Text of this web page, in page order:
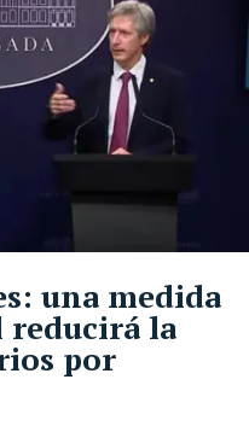
una medida
reducirá la
por